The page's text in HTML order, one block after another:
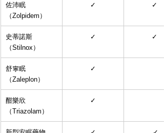
佐沛眠
（Zolpidem ）
✓ ✓
史蒂諾斯
（Stilnox ）
✓ ✓
舒寧眠
（Zaleplon）
✓
酣樂欣
（Triazolam ）
✓